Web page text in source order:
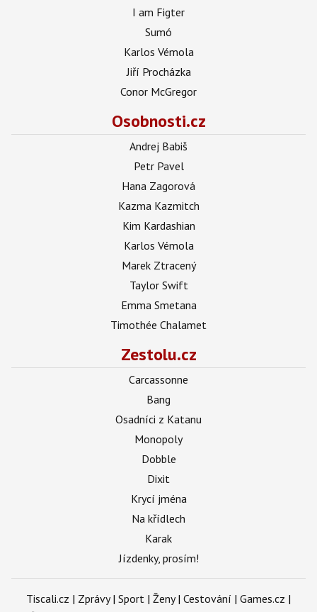
I am Figter
Sumó
Karlos Vémola
Jiří Procházka
Conor McGregor
Osobnosti.cz
Andrej Babiš
Petr Pavel
Hana Zagorová
Kazma Kazmitch
Kim Kardashian
Karlos Vémola
Marek Ztracený
Taylor Swift
Emma Smetana
Timothée Chalamet
Zestolu.cz
Carcassonne
Bang
Osadníci z Katanu
Monopoly
Dobble
Dixit
Krycí jména
Na křídlech
Karak
Jízdenky, prosím!
Tiscali.cz | Zprávy| Sport | Ženy| Cestování | Games.cz |